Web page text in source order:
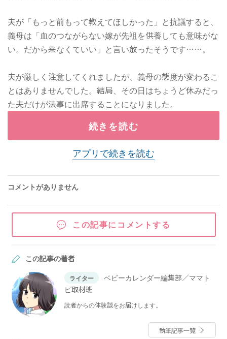
夫が「もっと前もって教えてほしかった」と抗議すると、
義母は「血のつながらない嫁が先祖を供養しても意味がな
い。だから来なくていい」と言い放ったそうです……。
夫が厳しく注意してくれましたが、義母の態度が変わるこ
とはありませんでした。結局、その日はちょうど休みだっ
た夫だけが法事に出席することになりました。
続きを読む
アプリで続きを読む
コメントがありません
この記事にコメントする
この記事の著者
ライター
ベビーカレンダー編集部／ママト
ピ取材班
読者からの体験談をお届けします。
執筆記事一覧